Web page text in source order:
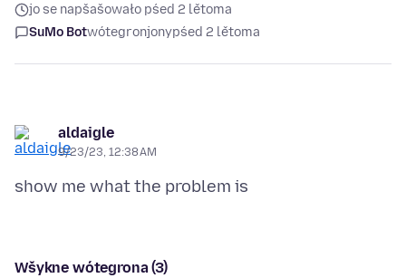
jo se napšašowało pśed 2 lětoma
SuMo Botwótegronjonypśed 2 lětoma
aldaigle
9/23/23, 12:38 AM
Wšykne wótegrona (3)